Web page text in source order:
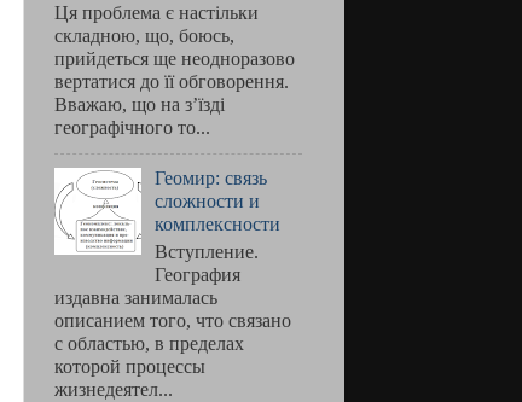
Ця проблема є настільки
складною, що, боюсь,
прийдеться ще неодноразово
вертатися до її обговорення.
Вважаю, що на з’їзді
географічного то...
Геомир: связь
сложности и
комплексности
Вступление.
География
издавна занималась
описанием того, что связано
с областью, в пределах
которой процессы
жизнедеятел...